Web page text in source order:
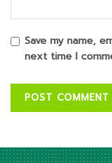
Save my name,
next time I